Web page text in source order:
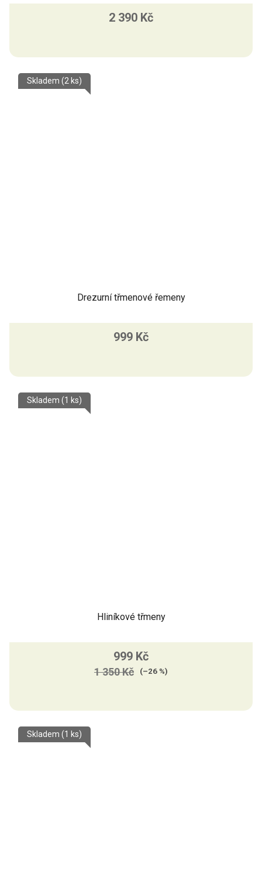
2 390 Kč
Drezurní třmenové řemeny
Skladem (2 ks)
999 Kč
Hliníkové třmeny
Skladem (1 ks)
999 Kč
1 350 Kč (–26 %)
Skladem (1 ks)